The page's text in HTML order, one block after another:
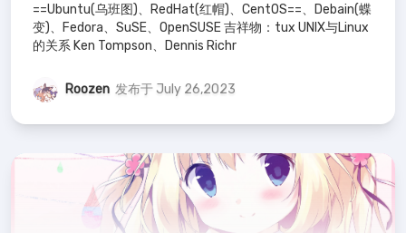
==Ubuntu(乌班图)、RedHat(红帽)、CentOS==、Debain(蝶
变)、Fedora、SuSE、OpenSUSE 吉祥物：tux UNIX与Linux
的关系 Ken Tompson、Dennis Richr
Roozen 发布于 July 26,2023